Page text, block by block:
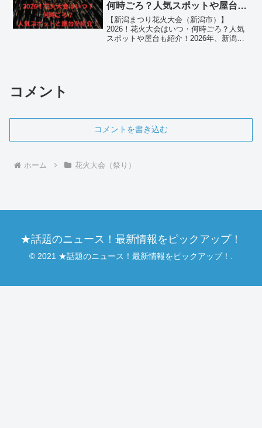
何時ごろ？人気スポットや屋台も
紹介！
【新潟まつり花火大会（新潟市）】
2026！花火大会はいつ・何時ごろ？人気
スポットや屋台も紹介！2026年、新潟の
コメント
コメントを書き込む
ホーム 花火大会（祭り）
★話題のニュース！最新情報をピックアップ！
© 2021 ★話題のニュース！最新情報をピックアップ！.